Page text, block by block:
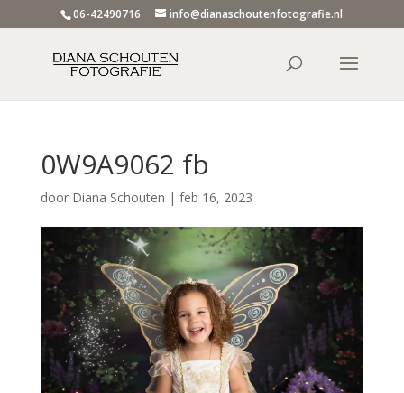
06-42490716 info@dianaschoutenfotografie.nl
0W9A9062 fb
door Diana Schouten | feb 16, 2023